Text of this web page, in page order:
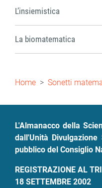
L’insiemistica
La biomatematica
Briciole
Home Sonetti
L'Almanacco della
dall'Unità
pubblico del Consiglio
REGISTRAZIONE AL
18 SETTEMBRE 2002